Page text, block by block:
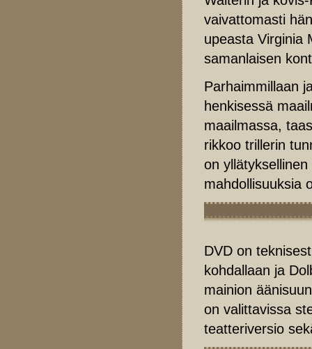
vaivattomasti
upeasta Virginia
samanlaisen
Parhaimmillaan
henkisessä
maailmassa,
rikkoo trillerin
on
mahdollisuuksia
DVD on
kohdallaan ja
mainion
on valittavissa
teatteriversio